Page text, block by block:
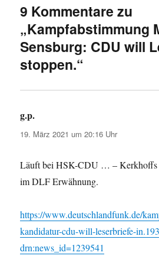
9 Kommentare zu
„Kampfabstimmung
Sensburg: CDU will
stoppen.“
g.p.
19. März 2021 um 20:16 Uhr
Läuft bei HSK-CDU … – Kerkhoffs
im DLF Erwähnung.
https://www.deutschlandfunk.de/
kandidatur-cdu-will-leserbriefe-
drn:news_id=1239541